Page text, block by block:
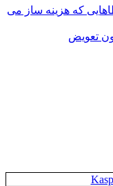
که هزینه ساز می
تعویض